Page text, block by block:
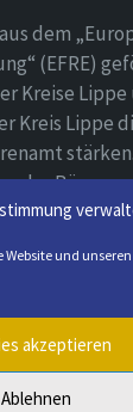
und
akzeptieren
Ablehnen
dem
(EFRE)
Kreise
Kreis Lippe
der Bürger
und bei